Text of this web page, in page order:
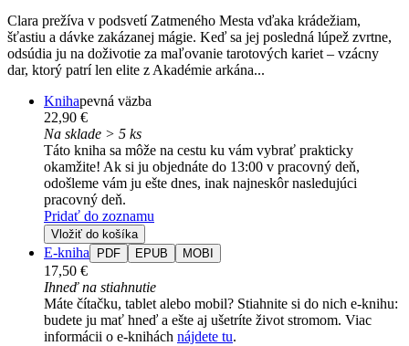
Clara prežíva v podsvetí Zatmeného Mesta vďaka krádežiam,
šťastiu a dávke zakázanej mágie. Keď sa jej posledná lúpež zvrtne,
odsúdia ju na doživotie za maľovanie tarotových kariet – vzácny
dar, ktorý patrí len elite z Akadémie arkána...
Knihapevná väzba
22,90 €
Na sklade > 5 ks
Táto kniha sa môže na cestu ku vám vybrať prakticky
okamžite! Ak si ju objednáte do 13:00 v pracovný deň,
odošleme vám ju ešte dnes, inak najneskôr nasledujúci
pracovný deň.
Pridať do zoznamu
Vložiť do košíka
E-kniha PDF EPUB MOBI
17,50 €
Ihneď na stiahnutie
Máte čítačku, tablet alebo mobil? Stiahnite si do nich e-knihu:
budete ju mať hneď a ešte aj ušetríte život stromom. Viac
informácii o e-knihách nájdete tu.